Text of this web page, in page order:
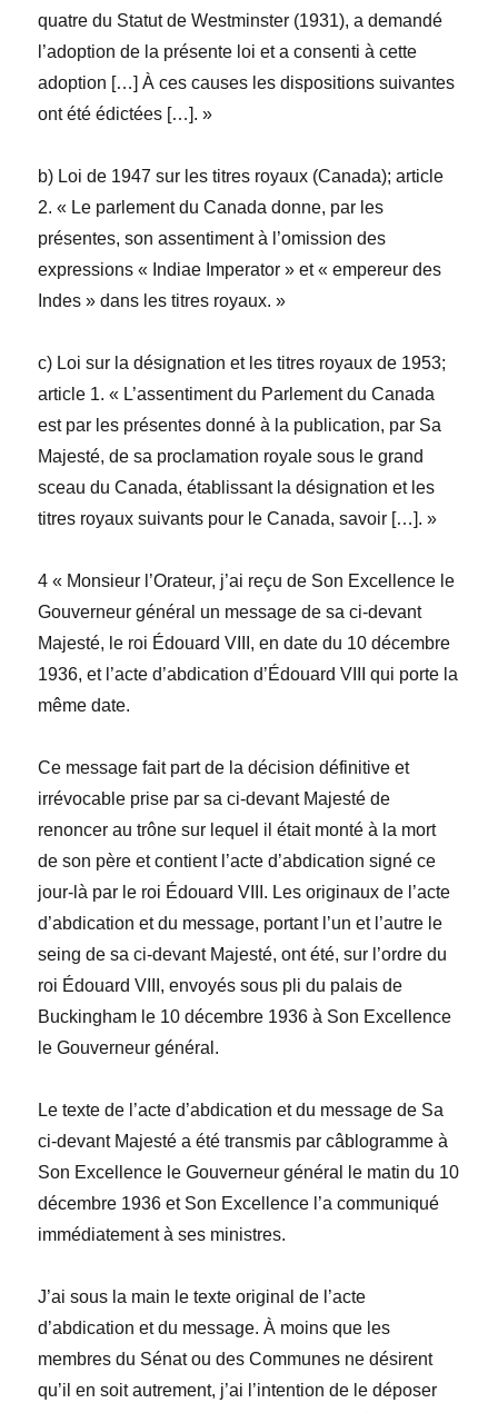
quatre du Statut de Westminster (1931), a demandé
l’adoption de la présente loi et a consenti à cette
adoption […] À ces causes les dispositions suivantes
ont été édictées […]. »
b) Loi de 1947 sur les titres royaux (Canada); article
2. « Le parlement du Canada donne, par les
présentes, son assentiment à l’omission des
expressions « Indiae Imperator » et « empereur des
Indes » dans les titres royaux. »
c) Loi sur la désignation et les titres royaux de 1953;
article 1. « L’assentiment du Parlement du Canada
est par les présentes donné à la publication, par Sa
Majesté, de sa proclamation royale sous le grand
sceau du Canada, établissant la désignation et les
titres royaux suivants pour le Canada, savoir […]. »
4 « Monsieur l’Orateur, j’ai reçu de Son Excellence le
Gouverneur général un message de sa ci-devant
Majesté, le roi Édouard VIII, en date du 10 décembre
1936, et l’acte d’abdication d’Édouard VIII qui porte la
même date.
Ce message fait part de la décision définitive et
irrévocable prise par sa ci-devant Majesté de
renoncer au trône sur lequel il était monté à la mort
de son père et contient l’acte d’abdication signé ce
jour-là par le roi Édouard VIII. Les originaux de l’acte
d’abdication et du message, portant l’un et l’autre le
seing de sa ci-devant Majesté, ont été, sur l’ordre du
roi Édouard VIII, envoyés sous pli du palais de
Buckingham le 10 décembre 1936 à Son Excellence
le Gouverneur général.
Le texte de l’acte d’abdication et du message de Sa
ci-devant Majesté a été transmis par câblogramme à
Son Excellence le Gouverneur général le matin du 10
décembre 1936 et Son Excellence l’a communiqué
immédiatement à ses ministres.
J’ai sous la main le texte original de l’acte
d’abdication et du message. À moins que les
membres du Sénat ou des Communes ne désirent
qu’il en soit autrement, j’ai l’intention de le déposer